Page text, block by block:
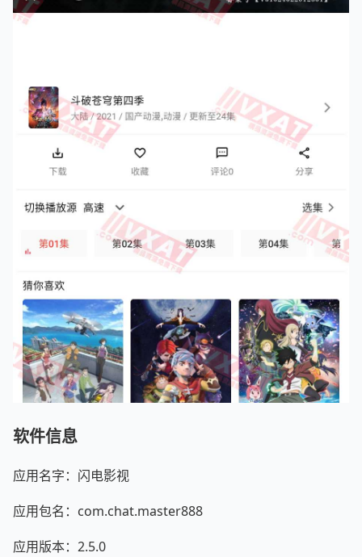
软件信息
应用名字：闪电影视
应用包名：com.chat.master888
应用版本：2.5.0